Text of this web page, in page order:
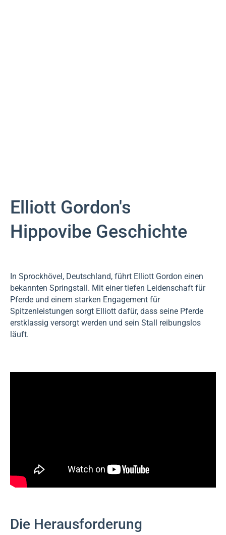
Elliott Gordon's
Hippovibe Geschichte
In Sprockhövel, Deutschland, führt Elliott Gordon einen
bekannten Springstall. Mit einer tiefen Leidenschaft für
Pferde und einem starken Engagement für
Spitzenleistungen sorgt Elliott dafür, dass seine Pferde
erstklassig versorgt werden und sein Stall reibungslos
läuft.
Die Herausforderung